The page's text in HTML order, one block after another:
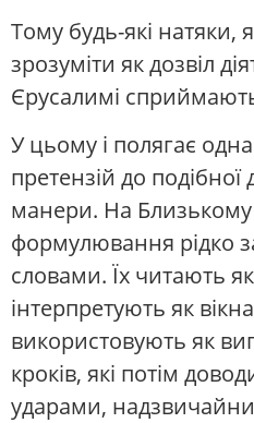
Тому будь-які натяки,
зрозуміти як дозвіл
Єрусалимі
У цьому і полягає
претензій до
манери. На Близькому
формулювання рідко
словами. Їх читають
інтерпретують як
використовують як
кроків, які потім
ударами,